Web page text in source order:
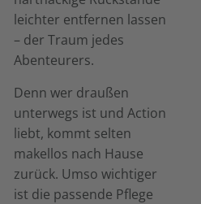
leichter entfernen lassen
– der Traum jedes
Abenteurers.
Denn wer draußen
unterwegs ist und Action
liebt, kommt selten
makellos nach Hause
zurück. Umso wichtiger
ist die passende Pflege